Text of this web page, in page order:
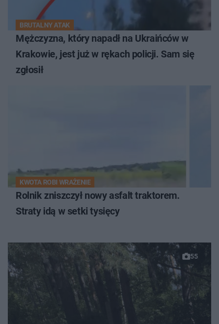
BRUTALNY ATAK
Mężczyzna, który napadł na Ukraińców w
Krakowie, jest już w rękach policji. Sam się
zgłosił
KWOTA ROBI WRAŻENIE
Rolnik zniszczył nowy asfalt traktorem.
Straty idą w setki tysięcy
55